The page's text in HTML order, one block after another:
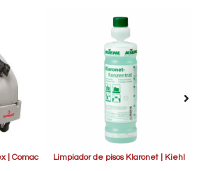
| Comac Limpiador de pisos Klaronet | Kiehl